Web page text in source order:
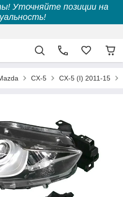
Уточняйте позиции на
CX-5 CX-5 (I) 2011-15